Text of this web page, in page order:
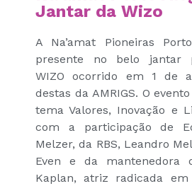
Jantar da Wizo
A Na’amat Pioneiras
presente no belo jantar
WIZO ocorrido em 1 de
destas da AMRIGS. O
tema Valores, Inovação e
com a participação de
Melzer, da RBS, Leandro
Even e da mantenedora
Kaplan, atriz radicada